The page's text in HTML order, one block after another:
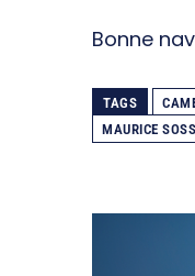
Bonne
TAGS
MAURICE